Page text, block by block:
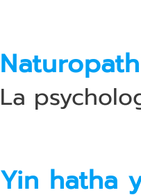
La
Yin hatha